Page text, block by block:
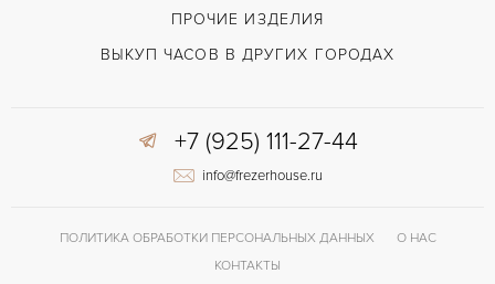
ВОЗМОЖНОСТИ ДОСТАВКИ С документами, С футляром
Застежка с помощью шипа
ПРОЧИЕ ИЗДЕЛИЯ
ВЫКУП ЧАСОВ В ДРУГИХ ГОРОДАХ
+7 (925) 111-27-44
info@frezerhouse.ru
ПОЛИТИКА ОБРАБОТКИ ПЕРСОНАЛЬНЫХ ДАННЫХ
О НАС
КОНТАКТЫ